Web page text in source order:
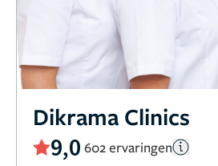
Dikrama Clinics
9,0 602 ervaringen